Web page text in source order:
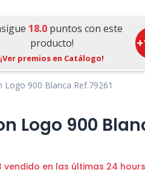
18.0 puntos con este
producto!
¡Ver premios en Catálogo!
+
Logo 900 Blanca Ref.79261
Logo 900
vendido en las últimas 24 hours